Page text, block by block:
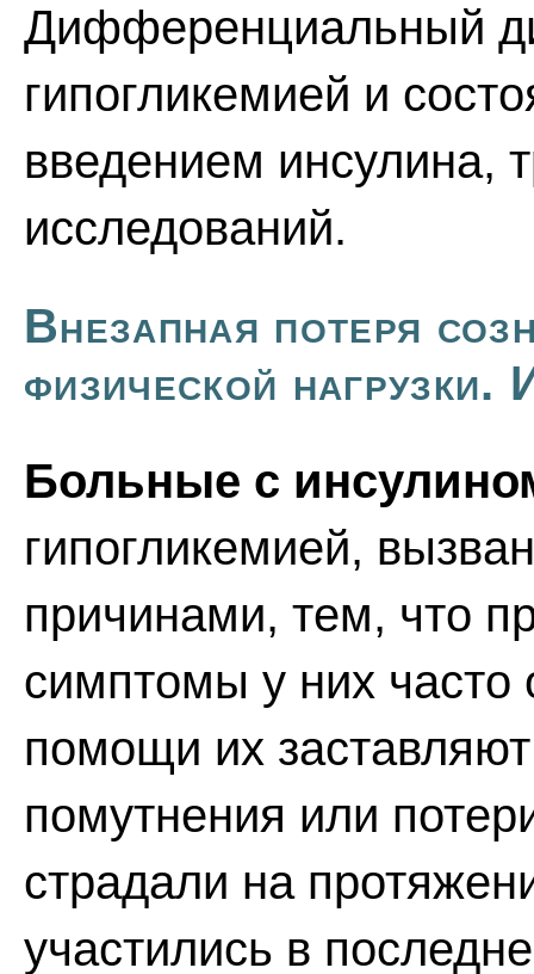
Дифференциальный
гипогликемией и
введением инсулина,
исследований.
Внезапная потеря
физической нагрузки.
Больные с
гипогликемией,
причинами, тем, что
симптомы у них часто
помощи их
помутнения или
страдали на
участились в